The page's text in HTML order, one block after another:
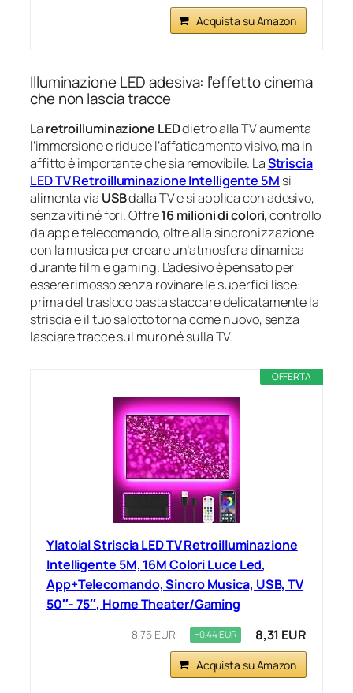
Acquista su Amazon
Illuminazione LED adesiva: l’effetto cinema
che non lascia tracce
La retroilluminazione LEDdietro alla TV aumenta
l’immersione e riduce l’affaticamento visivo, ma in
affitto è importante che sia removibile. LaStriscia
LED TV Retroilluminazione Intelligente 5M si
alimenta via USBdalla TV e si applica con adesivo,
senza viti né fori. Offre16 milioni di colori, controllo
da app e telecomando, oltre alla sincronizzazione
con la musica per creare un’atmosfera dinamica
durante film e gaming. L’adesivo è pensato per
essere rimosso senza rovinare le superfici lisce:
prima del trasloco basta staccare delicatamente la
striscia e il tuo salotto torna come nuovo, senza
lasciare tracce sul muro né sulla TV.
OFFERTA
Ylatoial Striscia LED TV Retroilluminazione
Intelligente 5M, 16M Colori Luce Led,
App+Telecomando, Sincro Musica, USB, TV
50″- 75″, Home Theater/Gaming
8,75 EUR −0,44 EUR 8,31 EUR
Acquista su Amazon